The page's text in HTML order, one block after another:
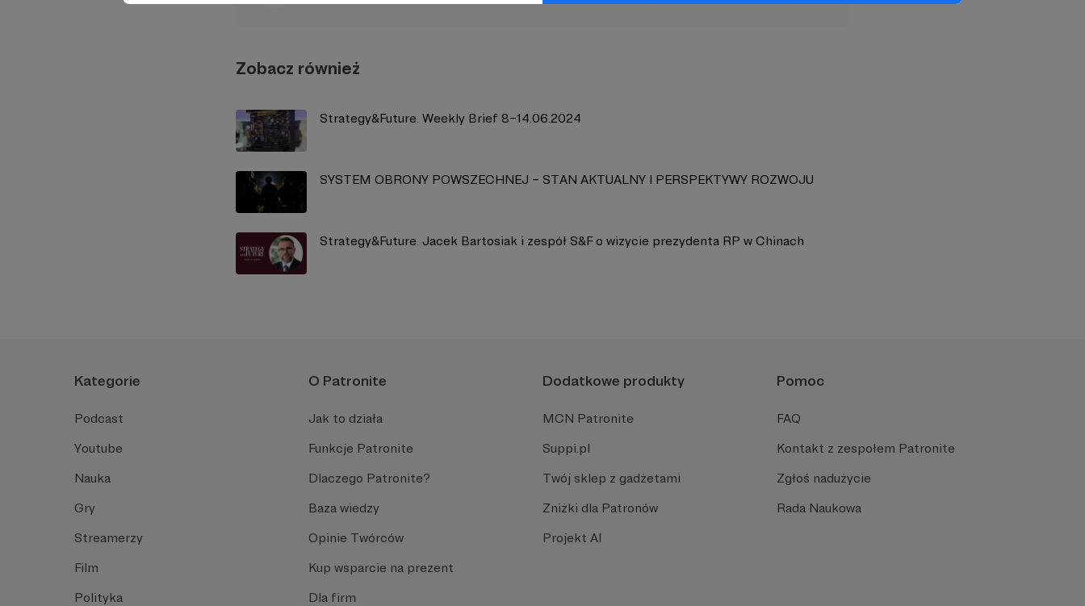
Zobacz również
Strategy&Future. Weekly Brief 8–14.06.2024
SYSTEM OBRONY POWSZECHNEJ – STAN AKTUALNY I PERSPEKTYWY ROZWOJU
Strategy&Future. Jacek Bartosiak i zespół S&F o wizycie prezydenta RP w Chinach
Kategorie
Podcast
Youtube
Nauka
Gry
Streamerzy
Film
Polityka
O Patronite
Jak to działa
Funkcje Patronite
Dlaczego Patronite?
Baza wiedzy
Opinie Twórców
Kup wsparcie na prezent
Dla firm
Dodatkowe produkty
MCN Patronite
Suppi.pl
Twój sklep z gadżetami
Zniżki dla Patronów
Projekt AI
Pomoc
FAQ
Kontakt z zespołem Patronite
Zgłoś nadużycie
Rada Naukowa